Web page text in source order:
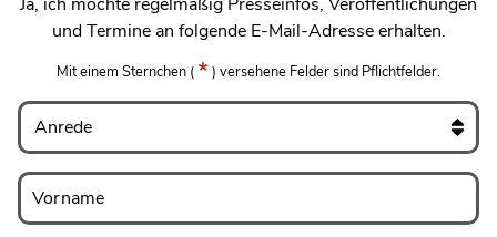
und Termine an folgende E-Mail-Adresse erhalten.
Mit einem Sternchen ( ) versehene Felder sind Pflichtfelder.
Anrede
Vorname
Vorname